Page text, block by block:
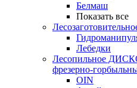
Белмаш
Показать все
Лебедки
Лесопильное
фрезерно-
OIN